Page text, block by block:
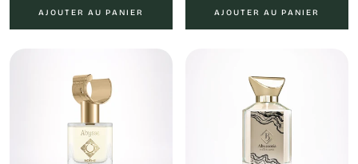
AJOUTER AU PANIER AJOUTER AU PANIER